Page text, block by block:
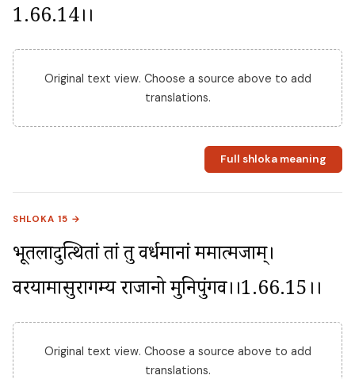
1.66.14।।
Original text view. Choose a source above to add
translations.
Full shloka meaning
SHLOKA 15 →
भूतलादुत्थितां तां तु वर्धमानां ममात्मजाम्।
वरयामासुरागम्य राजानो मुनिपुंगव।।1.66.15।।
Original text view. Choose a source above to add
translations.